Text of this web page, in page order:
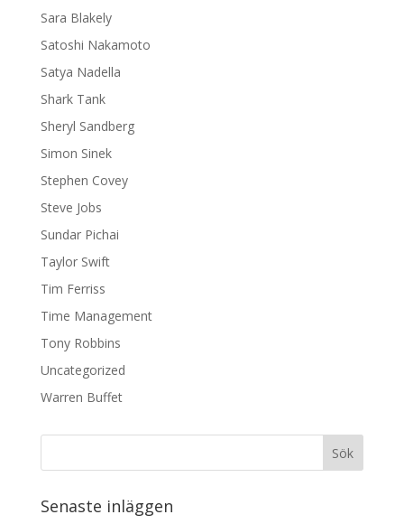
Sara Blakely
Satoshi Nakamoto
Satya Nadella
Shark Tank
Sheryl Sandberg
Simon Sinek
Stephen Covey
Steve Jobs
Sundar Pichai
Taylor Swift
Tim Ferriss
Time Management
Tony Robbins
Uncategorized
Warren Buffet
Senaste inläggen